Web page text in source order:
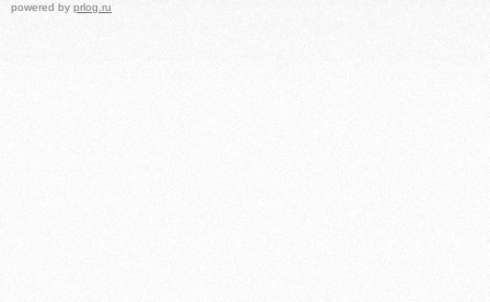
powered by prlog.ru